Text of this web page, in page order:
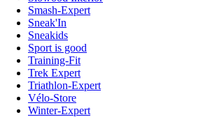
Smash-Expert
Sneak'In
Sneakids
Sport is good
Training-Fit
Trek Expert
Triathlon-Expert
Vélo-Store
Winter-Expert